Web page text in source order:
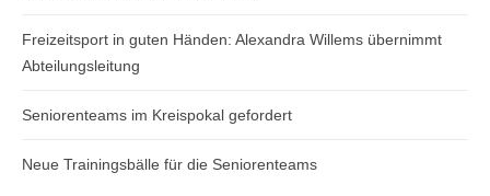
Freizeitsport in guten Händen: Alexandra Willems übernimmt
Abteilungsleitung
Seniorenteams im Kreispokal gefordert
Neue Trainingsbälle für die Seniorenteams